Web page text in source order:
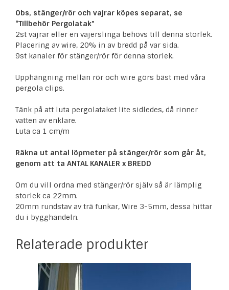
Obs, stänger/rör och vajrar köpes separat, se
“Tillbehör Pergolatak”
2st vajrar eller en vajerslinga behövs till denna storlek.
Placering av wire, 20% in av bredd på var sida.
9st kanaler för stänger/rör för denna storlek.
Upphängning mellan rör och wire görs bäst med våra
pergola clips.
Tänk på att luta pergolataket lite sidledes, då rinner
vatten av enklare.
Luta ca 1 cm/m
Räkna ut antal löpmeter på stänger/rör som går åt,
genom att ta ANTAL KANALER x BREDD
Om du vill ordna med stänger/rör själv så är lämplig
storlek ca 22mm.
20mm rundstav av trä funkar, Wire 3-5mm, dessa hittar
du i bygghandeln.
Relaterade produkter